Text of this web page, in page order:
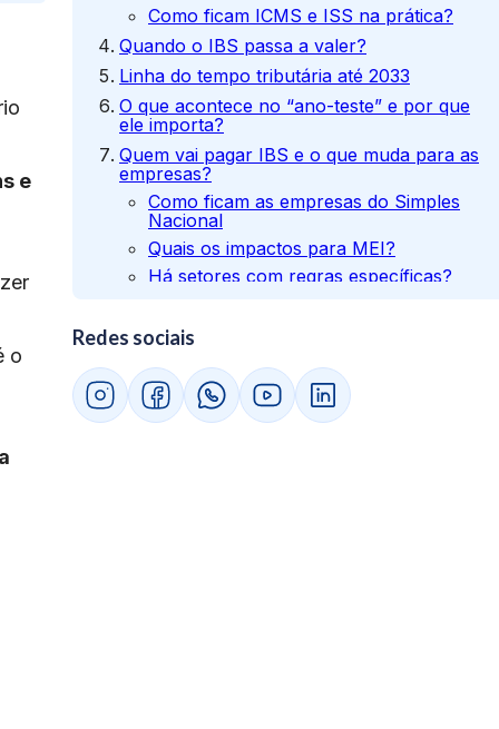
e
o
Como ficam ICMS e ISS na prática?
Quando o IBS passa a valer?
Linha do tempo tributária até 2033
O que acontece no “ano-teste” e por que
ele importa?
Quem vai pagar IBS e o que muda para as
empresas?
Como ficam as empresas do Simples
Nacional
Quais os impactos para MEI?
Há setores com regras específicas?
Qual será a alíquota do IBS?
Quais documentos fiscais mudam com o
IBS?
Certificado de Crédito do IBS
Redes sociais